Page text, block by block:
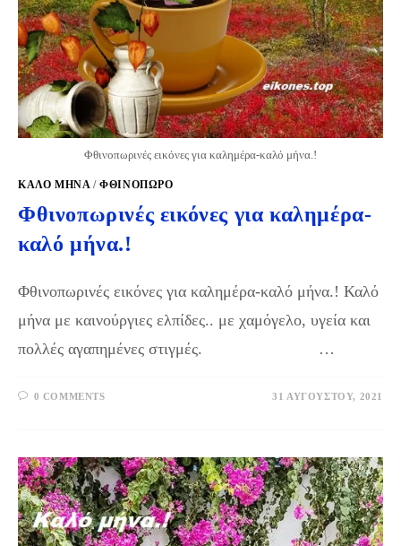
Φθινοπωρινές εικόνες για καλημέρα-καλό μήνα.!
ΚΑΛΟ ΜΗΝΑ /ΦΘΙΝΌΠΩΡΟ
Φθινοπωρινές εικόνες για καλημέρα-
καλό μήνα.!
Φθινοπωρινές εικόνες για καλημέρα-καλό μήνα.! Καλό
μήνα με καινούργιες ελπίδες.. με χαμόγελο, υγεία και
πολλές αγαπημένες στιγμές. …
0 COMMENTS 31 ΑΥΓΟΎΣΤΟΥ, 2021